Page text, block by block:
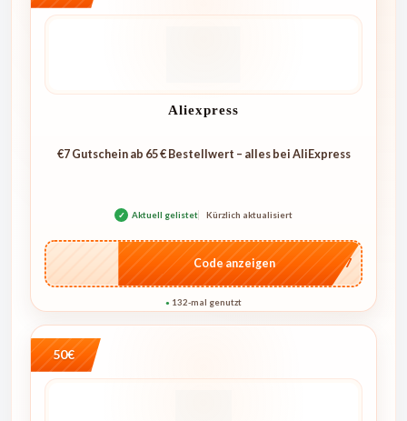
Aliexpress
€7 Gutschein ab 65 € Bestellwert – alles bei AliExpress
✓ Aktuell gelistet Kürzlich aktualisiert
…E07
Code anzeigen
● 132-mal genutzt
50€